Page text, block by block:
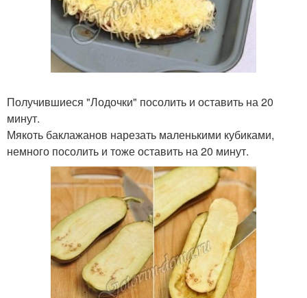
Получившиеся "Лодочки" посолить и оставить на 20
минут.
Мякоть баклажанов нарезать маленькими кубиками,
немного посолить и тоже оставить на 20 минут.